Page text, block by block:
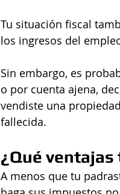
Tu situación fiscal
los ingresos del
Sin embargo, es
o por cuenta ajena,
vendiste una
fallecida.
¿Qué
A menos que tu